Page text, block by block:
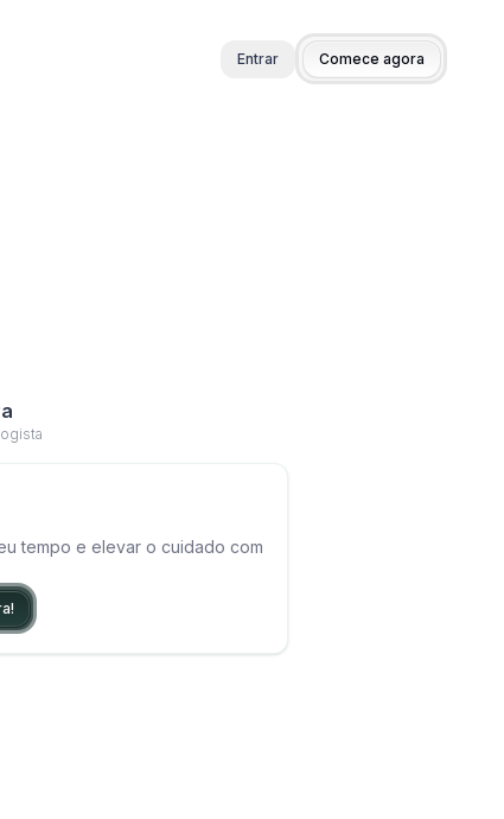
Entrar Comece agora
tempo e elevar o cuidado com